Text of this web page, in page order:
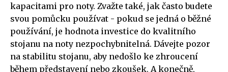
kapacitami pro noty. Zvažte také, jak často budete
svou pomůcku používat - pokud se jedná o běžné
používání, je hodnota investice do kvalitního
stojanu na noty nezpochybnitelná. Dávejte pozor
na stabilitu stojanu, aby nedošlo ke zhroucení
během představení nebo zkoušek. A konečně,